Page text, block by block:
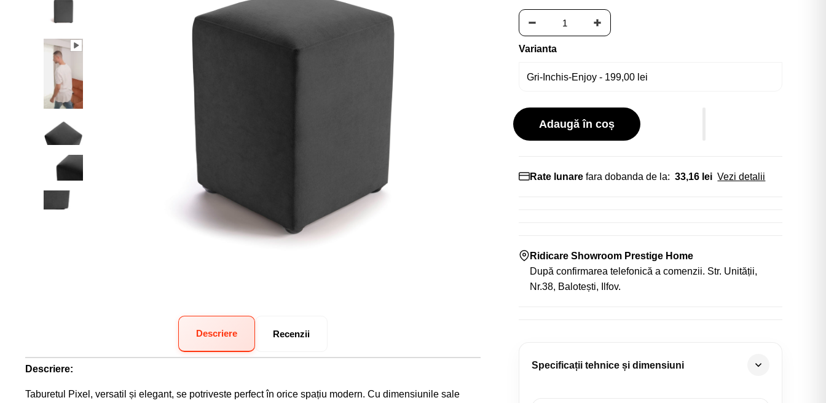
Varianta
Adaugă în coș
Rate lunare fara dobanda de la: 33,16 lei Vezi detalii
Ridicare Showroom Prestige Home
După confirmarea telefonică a comenzii. Str. Unității,
Nr.38, Balotești, Ilfov.
Specificații tehnice și dimensiuni
Descriere Recenzii
Descriere:
Taburetul Pixel, versatil și elegant, se potriveste perfect în orice spațiu modern. Cu dimensiunile sale